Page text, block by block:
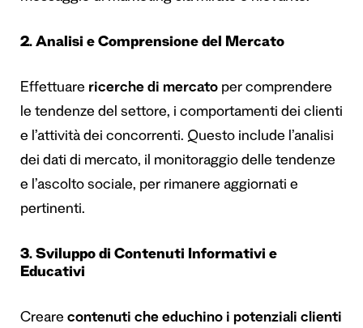
2. Analisi e Comprensione del Mercato
Effettuare ricerche di mercato per comprendere
le tendenze del settore, i comportamenti dei clienti
e l’attività dei concorrenti. Questo include l’analisi
dei dati di mercato, il monitoraggio delle tendenze
e l’ascolto sociale, per rimanere aggiornati e
pertinenti.
3. Sviluppo di Contenuti Informativi e
Educativi
Creare contenuti che educhino i potenziali clienti